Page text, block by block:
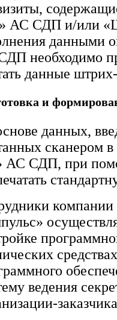
АС СДП и/или
данными
необходимо
данные
и
данных,
сканером
АС СДП, при
ведения